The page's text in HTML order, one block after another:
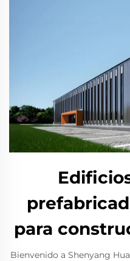
para
Bienvenido a Shenyang